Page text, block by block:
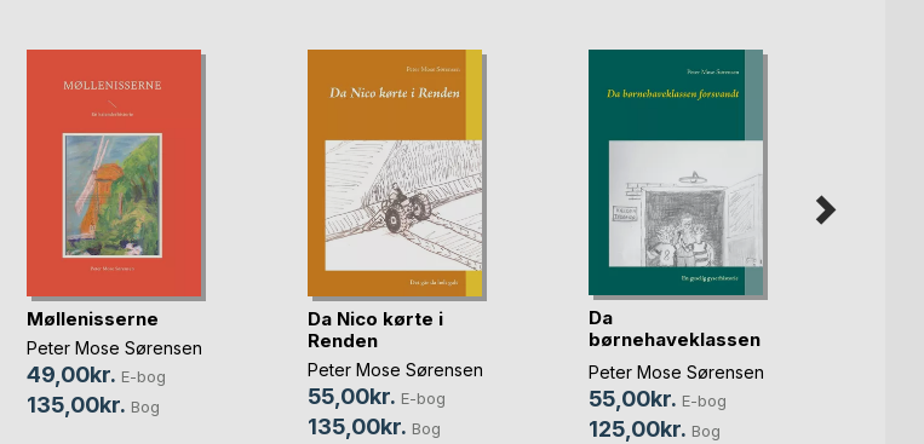
Møllenisserne
Peter Mose Sørensen
49,00kr. E-bog
135,00kr. Bog
Da Nico kørte i
Renden
Peter Mose Sørensen
55,00kr. E-bog
135,00kr. Bog
Da
børnehaveklassen
forsvandt
Peter Mose Sørensen
55,00kr. E-bog
125,00kr. Bog